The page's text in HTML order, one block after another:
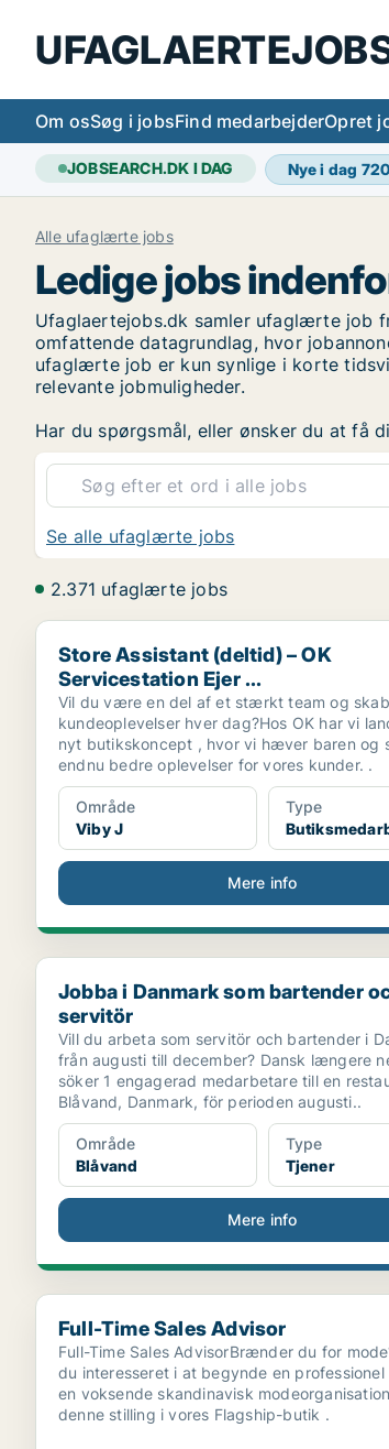
Om osSøg i jobsFind medarbejderOpret
JOBSEARCH.DK I DAG Nye i dag 720
Alle ufaglærte jobs
Ledige jobs
Ufaglaertejobs.dk samler ufaglærte job
omfattende datagrundlag, hvor
ufaglærte job er kun synlige i korte
relevante jobmuligheder.
Har du spørgsmål, eller ønsker du at få
Se alle ufaglærte jobs
2.371 ufaglærte jobs
Store Assistant (deltid) – OK
Store Assistant (deltid) – OK
Servicestation Ejer ...
Vil du være en del af et stærkt team og
kundeoplevelser hver dag?Hos OK har vi
nyt butikskoncept , hvor vi hæver baren og
endnu bedre oplevelser for vores kunder. .
Område
Viby J
Type
Mere info
Jobba i Danmark som bartender och
Jobba i Danmark som bartender
servitör
Vill du arbeta som servitör och bartender i
från augusti till december? Dansk længere
söker 1 engagerad medarbetare till en
Blåvand, Danmark, för perioden augusti..
Område
Blåvand
Type
Tjener
Mere info
Full-Time Sales Advisor
Full-Time Sales Advisor
Full-Time Sales AdvisorBrænder du for
du interesseret i at begynde en professionel
en voksende skandinavisk
denne stilling i vores Flagship-butik .